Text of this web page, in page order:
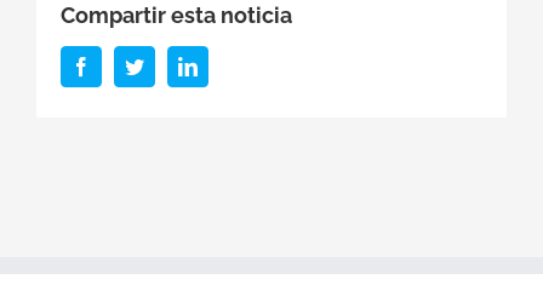
Compartir esta noticia
FacebookTwitterLinkedIn